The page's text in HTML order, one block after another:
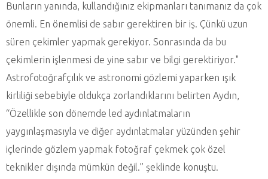
Bunların yanında, kullandığınız ekipmanları tanımanız da çok
önemli. En önemlisi de sabır gerektiren bir iş. Çünkü uzun
süren çekimler yapmak gerekiyor. Sonrasında da bu
çekimlerin işlenmesi de yine sabır ve bilgi gerektiriyor."
Astrofotoğrafçılık ve astronomi gözlemi yaparken ışık
kirliliği sebebiyle oldukça zorlandıklarını belirten Aydın,
“Özellikle son dönemde led aydınlatmaların
yaygınlaşmasıyla ve diğer aydınlatmalar yüzünden şehir
içlerinde gözlem yapmak fotoğraf çekmek çok özel
teknikler dışında mümkün değil.” şeklinde konuştu.